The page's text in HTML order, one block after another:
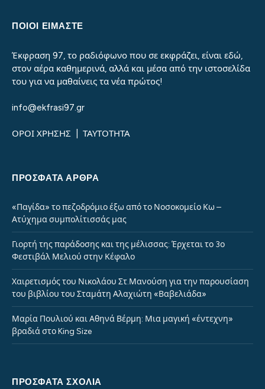
ΠΟΙΟΙ ΕΙΜΑΣΤΕ
Έκφραση 97, το ραδιόφωνο που σε εκφράζει, είναι εδώ,
στον αέρα καθημερινά, αλλά και μέσα από την ιστοσελίδα
του για να μαθαίνεις τα νέα πρώτος!
info@ekfrasi97.gr
ΟΡΟΙ ΧΡΗΣΗΣ ΤΑΥΤΟΤΗΤΑ
ΠΡΌΣΦΑΤΑ ΆΡΘΡΑ
«Παγίδα» το πεζοδρόμιο έξω από το Νοσοκομείο Κω –
Ατύχημα συμπολίτισσάς μας
Γιορτή της παράδοσης και της μέλισσας: Έρχεται το 3ο
Φεστιβάλ Μελιού στην Κέφαλο
Χαιρετισμός του Νικολάου Στ.Μανούση για την παρουσίαση
του βιβλίου του Σταμάτη Αλαχιώτη «Βαβελιάδα»
Μαρία Πουλιού και Αθηνά Βέρμη: Μια μαγική «έντεχνη»
βραδιά στο King Size
ΠΡΌΣΦΑΤΑ ΣΧΌΛΙΑ